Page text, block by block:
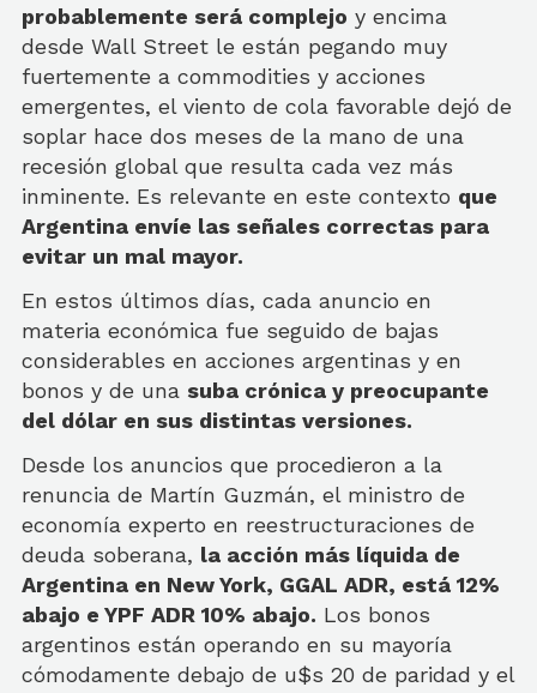
probablemente será complejo y encima
desde Wall Street le están pegando muy
fuertemente a commodities y acciones
emergentes, el viento de cola favorable dejó de
soplar hace dos meses de la mano de una
recesión global que resulta cada vez más
inminente. Es relevante en este contexto que
Argentina envíe las señales correctas para
evitar un mal mayor.
En estos últimos días, cada anuncio en
materia económica fue seguido de bajas
considerables en acciones argentinas y en
bonos y de una suba crónica y preocupante
del dólar en sus distintas versiones.
Desde los anuncios que procedieron a la
renuncia de Martín Guzmán, el ministro de
economía experto en reestructuraciones de
deuda soberana, la acción más líquida de
Argentina en New York, GGAL ADR, está 12%
abajo e YPF ADR 10% abajo. Los bonos
argentinos están operando en su mayoría
cómodamente debajo de u$s 20 de paridad y el